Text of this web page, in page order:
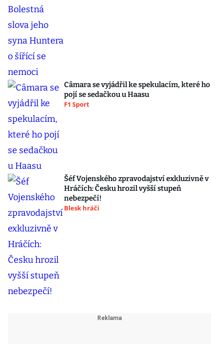
Câmara se vyjádřil ke spekulacím, které ho
pojí se sedačkou u Haasu
F1 Sport
Šéf Vojenského zpravodajství exkluzivně v
Hráčích: Česku hrozil vyšší stupeň
nebezpečí!
Blesk hráči